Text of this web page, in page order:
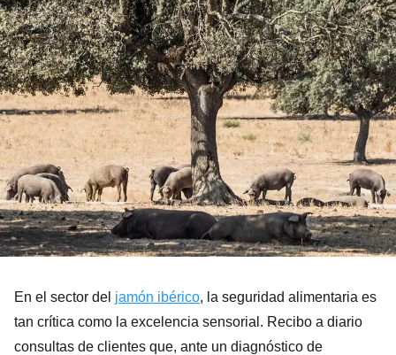
En el sector del jamón ibérico, la seguridad alimentaria es
tan crítica como la excelencia sensorial. Recibo a diario
consultas de clientes que, ante un diagnóstico de